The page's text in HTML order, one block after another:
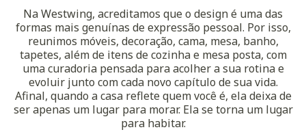
Na Westwing, acreditamos que o design é uma das
formas mais genuínas de expressão pessoal. Por isso,
reunimos móveis, decoração, cama, mesa, banho,
tapetes, além de itens de cozinha e mesa posta, com
uma curadoria pensada para acolher a sua rotina e
evoluir junto com cada novo capítulo de sua vida.
Afinal, quando a casa reflete quem você é, ela deixa de
ser apenas um lugar para morar. Ela se torna um lugar
para habitar.